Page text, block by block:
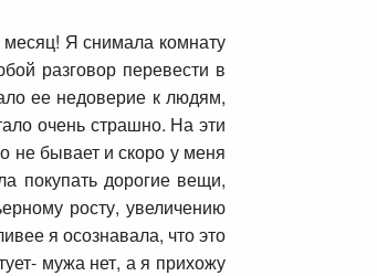
Я снимала комнату
разговор перевести в
ее недоверие к людям,
очень страшно. На эти
не бывает и скоро у меня
покупать дорогие вещи,
росту, увеличению
я осознавала, что это
мужа нет, а я прихожу